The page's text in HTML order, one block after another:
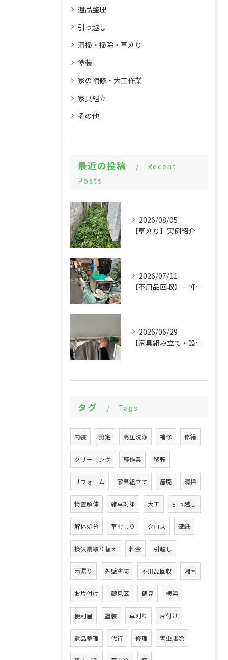
遺品整理
引っ越し
清掃・掃除・草刈り
塗装
家の補修・大工作業
家具組立
その他
最近の投稿
Recent
Posts
2026/08/05
【草刈り】実例紹介
2026/07/11
【不用品回収】一軒家まるごとの片付けと物置解体
2026/06/29
【家具組み立て・設備交換】大量の組立てから設備設置まで実例紹介
タグ Tags
内装 剪定 高圧洗浄 補修 修繕
クリーニング 軽作業 移転
リフォーム 家具組立て 産廃 清掃
物置解体 雑草対策 大工 引っ越し
解体処分 草むしり クロス 壁紙
換気扇取り替え 料金 引越し
雨漏り 外壁塗装 不用品回収 湘南
お片付け 鶴見区 鶴見 横浜
便利屋 塗装 草刈り 片付け
遺品整理 代行 修理 害虫駆除